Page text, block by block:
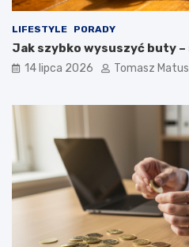
LIFESTYLE PORADY
Jak szybko wysuszyć buty
14 lipca 2026 Tomasz